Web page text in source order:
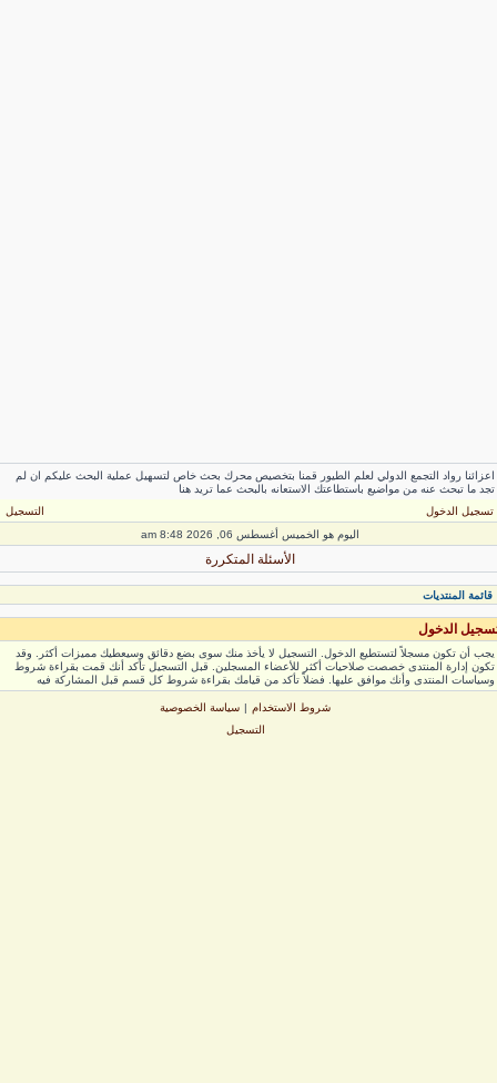
رواد التجمع الدولي لعلم الطيور قمنا بتخصيص محرك بحث خاص لتسهيل عملية البحث عليكم ان لم
ما تبحث عنه من مواضيع باستطاعتك الاستعانه بالبحث عما تريد هنا
الدخول
التسجيل
اليوم هو الخميس أغسطس 06, 2026 8:48 am
الأسئلة المتكررة
المنتديات
الدخول
أن تكون مسجلاً لتستطيع الدخول. التسجيل لا يأخذ منك سوى بضع دقائق وسيعطيك مميزات أكثر. وقد
إدارة المنتدى خصصت صلاحيات أكثر للأعضاء المسجلين. قبل التسجيل تأكد أنك قمت بقراءة شروط
المنتدى وأنك موافق عليها. فضلاً تأكد من قيامك بقراءة شروط كل قسم قبل المشاركة فيه
شروط الاستخدام | سياسة الخصوصية
التسجيل